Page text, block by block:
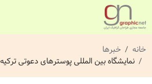
خانه
خبرها
نمایشگاه بین المللی پوسترهای دعوتی ترکیه 2013